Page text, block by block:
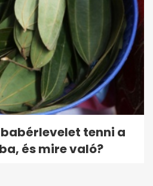
tenni a
és mire való?